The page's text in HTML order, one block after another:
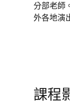
分部老師
外各地演
課程